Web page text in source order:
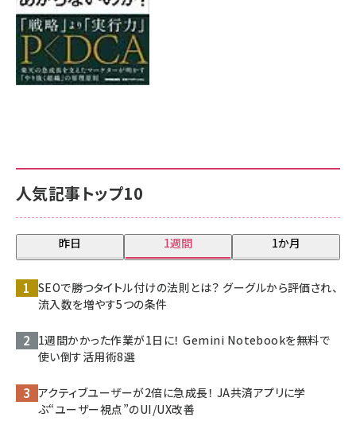
人気記事トップ10
昨日 1週間 1か月
SEOで勝つタイトル付けの法則とは？ グーグルから評価され、
流入数を増やす5つの条件
1週間かかった作業が1日に！ Gemini Notebookを無料で
使い倒す活用術8選
アクティブユーザーが2倍に急成長！ JA共済アプリに学
ぶ“ユーザー視点”のUI/UX改善